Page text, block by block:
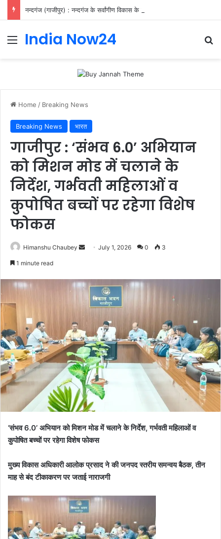
India Now24
Home / Breaking News
Breaking News भारत
गाजीपुर : ‘संभव 6.0’ अभियान
को मिशन मोड में चलाने के
निर्देश, गर्भवती महिलाओं व
कुपोषित बच्चों पर रहेगा विशेष
फोकस
Himanshu Chaubey July 1, 2026 0 3
1 minute read
‘संभव 6.0’ अभियान को मिशन मोड में चलाने के निर्देश, गर्भवती महिलाओं व
कुपोषित बच्चों पर रहेगा विशेष फोकस
मुख्य विकास अधिकारी आलोक प्रसाद ने की जनपद स्तरीय समन्वय बैठक, तीन
माह से बंद टीकाकरण पर जताई नाराजगी